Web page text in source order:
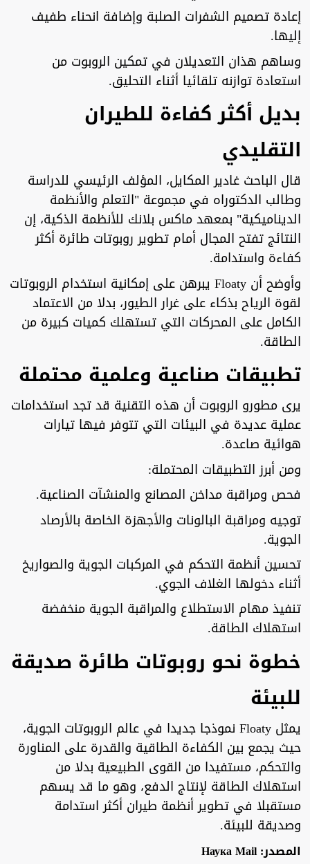
إعادة تصميم الشفرات الصلبة وإضافة انحناء طفيف
إليها.
وساهم هذان التعديلان في تمكين الروبوت من
استعادة توازنه تلقائيا أثناء التحليق.
بديل أكثر كفاءة للطيران
التقليدي
قال الباحث غادير المكايل، المؤلف الرئيسي للدراسة
وطالب الدكتوراه في مجموعة "التعلم والأنظمة
الديناميكية" بمعهد ماكس بلانك للأنظمة الذكية، إن
النتائج تفتح المجال أمام تطوير روبوتات طائرة أكثر
كفاءة واستدامة.
وأوضح أن Floaty يبرهن على إمكانية استخدام الروبوتات
لقوة الرياح بذكاء على غرار الطيور، بدلا من الاعتماد
الكامل على المحركات التي تستهلك كميات كبيرة من
الطاقة.
تطبيقات صناعية وعلمية محتملة
يرى مطورو الروبوت أن هذه التقنية قد تجد استخدامات
عملية عديدة في البيئات التي تتوفر فيها تيارات
هوائية صاعدة.
ومن أبرز التطبيقات المحتملة:
فحص ومراقبة مداخن المصانع والمنشآت الصناعية.
توجيه ومراقبة البالونات والأجهزة الخاصة بالأرصاد
الجوية.
تحسين أنظمة التحكم في المركبات الجوية والصواريخ
أثناء دخولها الغلاف الجوي.
تنفيذ مهام الاستطلاع والمراقبة الجوية منخفضة
استهلاك الطاقة.
خطوة نحو روبوتات طائرة صديقة
للبيئة
يمثل Floaty نموذجا جديدا في عالم الروبوتات الجوية،
حيث يجمع بين الكفاءة الطاقية والقدرة على المناورة
والتحكم، مستفيدا من القوى الطبيعية بدلا من
استهلاك الطاقة لإنتاج الدفع، وهو ما قد يسهم
مستقبلا في تطوير أنظمة طيران أكثر استدامة
وصديقة للبيئة.
المصدر: Наука Mail